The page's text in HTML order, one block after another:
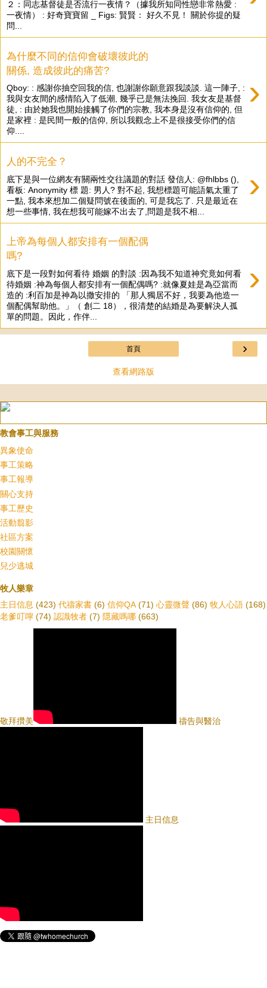
２：同志基督徒是否流行一夜情？（據我所知同性戀非常熱愛 :
一夜情） : 好奇寶寶留 _ Figs: 賢賢： 好久不見！ 關於你提的疑
問...
為什麼不同的信仰會破壞彼此的
關係, 造成彼此的痛苦?
›
Qboy: : 感謝你抽空回我的信, 也謝謝你願意跟我談談. 這一陣子, :
我與女友間的感情陷入了低潮, 幾乎已是無法挽回. 我女友是基督
徒, : 由於她我也開始接觸了你們的宗教, 我本身是沒有信仰的, 但
是家裡 : 是民間一般的信仰, 所以我觀念上不是很接受你們的信
仰....
人的不完全？
›
底下是與一位網友有關兩性交往議題的對話 發信人: @fhlbbs (),
看板: Anonymity 標 題: 男人? 對不起, 我想標題可能語氣太重了
一點, 我本來想加二個疑問號在後面的, 可是我忘了. 只是最近在
想一些事情, 我在想我可能嫁不出去了,問題是我不相...
上帝為每個人都安排有一個配偶
嗎?
›
底下是一段對如何看待 婚姻 的對談 :因為我不知道神究竟如何看
待婚姻 :神為每個人都安排有一個配偶嗎? :就像夏娃是為亞當而
造的 :利百加是神為以撒安排的 「那人獨居不好，我要為他造一
個配偶幫助他。」（ 創二 18），很清楚的結婚是為要解決人孤
單的問題。因此，作伴...
›
首頁
查看網路版
教會事工與服務
異象使命
事工策略
事工報導
關心支持
事工歷史
活動翦影
社區方案
校園關懷
兒少逃城
牧人樂章
主日信息 (423) 代禱家書 (6) 信仰QA (71) 心靈微聲 (86) 牧人心語 (168)
老爹叮嚀 (74) 認識牧者 (7) 隱藏嗎哪 (663)
敬拜攢美 禱告與醫治
主日信息